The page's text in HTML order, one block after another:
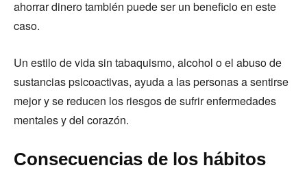
ahorrar dinero también puede ser un beneficio en este
caso.
Un estilo de vida sin tabaquismo, alcohol o el abuso de
sustancias psicoactivas, ayuda a las personas a sentirse
mejor y se reducen los riesgos de sufrir enfermedades
mentales y del corazón.
Consecuencias de los hábitos